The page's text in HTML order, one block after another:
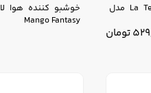
خوشبو کننده هوا لاتراس La Terrasse مدل
تومان
Mango Fantasy